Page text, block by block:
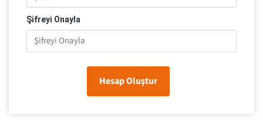
Şifreyi Onayla
Hesap Oluştur